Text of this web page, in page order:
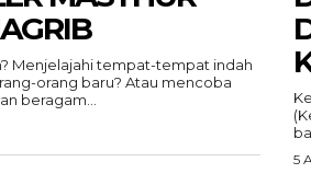
Menjelajahi tempat-tempat indah
orang baru? Atau mencoba
beragam...
5